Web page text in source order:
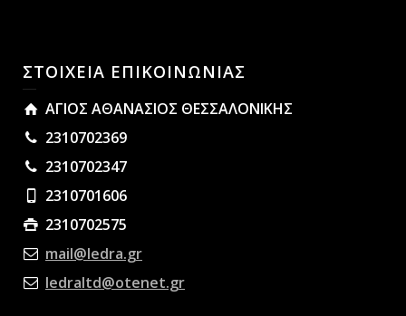
ΣΤΟΙΧΕΙΑ ΕΠΙΚΟΙΝΩΝΙΑΣ
ΑΓΙΟΣ ΑΘΑΝΑΣΙΟΣ ΘΕΣΣΑΛΟΝΙΚΗΣ
2310702369
2310702347
2310701606
2310702575
mail@ledra.gr
ledraltd@otenet.gr